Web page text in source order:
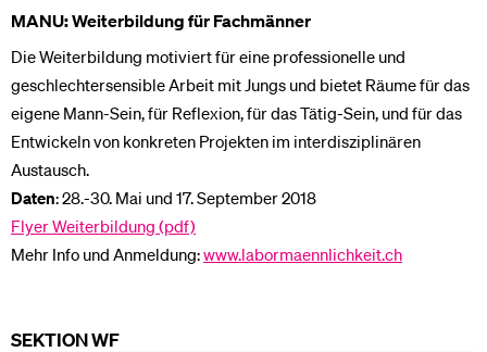
MANU: Weiterbildung für Fachmänner
Die Weiterbildung motiviert für eine professionelle und
geschlechtersensible Arbeit mit Jungs und bietet Räume für das
eigene Mann-Sein, für Reflexion, für das Tätig-Sein, und für das
Entwickeln von konkreten Projekten im interdisziplinären
Austausch.
Daten: 28.-30. Mai und 17. September 2018
Flyer Weiterbildung (pdf)
Mehr Info und Anmeldung:www.labormaennlichkeit.ch
SEKTION WF